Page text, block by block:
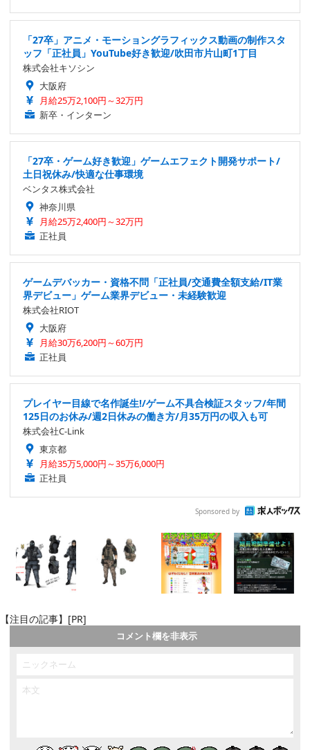
「27卒」アニメ・モーショングラフィックス動画の制作スタ
ッフ「正社員」YouTube好き歓迎/吹田市片山町1丁目
株式会社キソシン
大阪府
月給25万2,100円～32万円
新卒・インターン
「27卒・ゲーム好き歓迎」ゲームエフェクト開発サポート/
土日祝休み/快適な仕事環境
ベンタス株式会社
神奈川県
月給25万2,400円～32万円
正社員
ゲームデバッカー・資格不問「正社員/交通費全額支給/IT業
界デビュー」ゲーム業界デビュー・未経験歓迎
株式会社RIOT
大阪府
月給30万6,200円～60万円
正社員
プレイヤー目線で名作誕生!/ゲーム不具合検証スタッフ/年間
125日のお休み/週2日休みの働き方/月35万円の収入も可
株式会社C-Link
東京都
月給35万5,000円～35万6,000円
正社員
Sponsored by
【注目の記事】[PR]
コメント欄を非表示